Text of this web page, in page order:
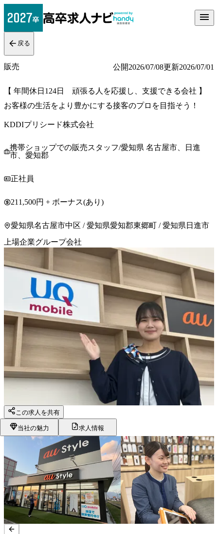
戻る
販売 公開2026/07/08更新2026/07/01
【 年間休日124日 頑張る人を応援し、支援できる会社 】
お客様の生活をより豊かにする接客のプロを目指そう！
KDDIプリシード株式会社
携帯ショップでの販売スタッフ/愛知県 名古屋市、日進
市、愛知郡
正社員
211,500円 + ボーナス(あり)
愛知県名古屋市中区 / 愛知県愛知郡東郷町 / 愛知県日進市
上場企業グループ会社
この求人を共有
当社の魅力 求人情報